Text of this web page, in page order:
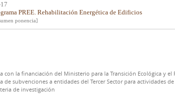
PREE. Rehabilitación Energética de Edificios
ponencia]
con la financiación del Ministerio para la Transición Ecológica y el
de subvenciones a entidades del Tercer Sector para actividades
de investigación